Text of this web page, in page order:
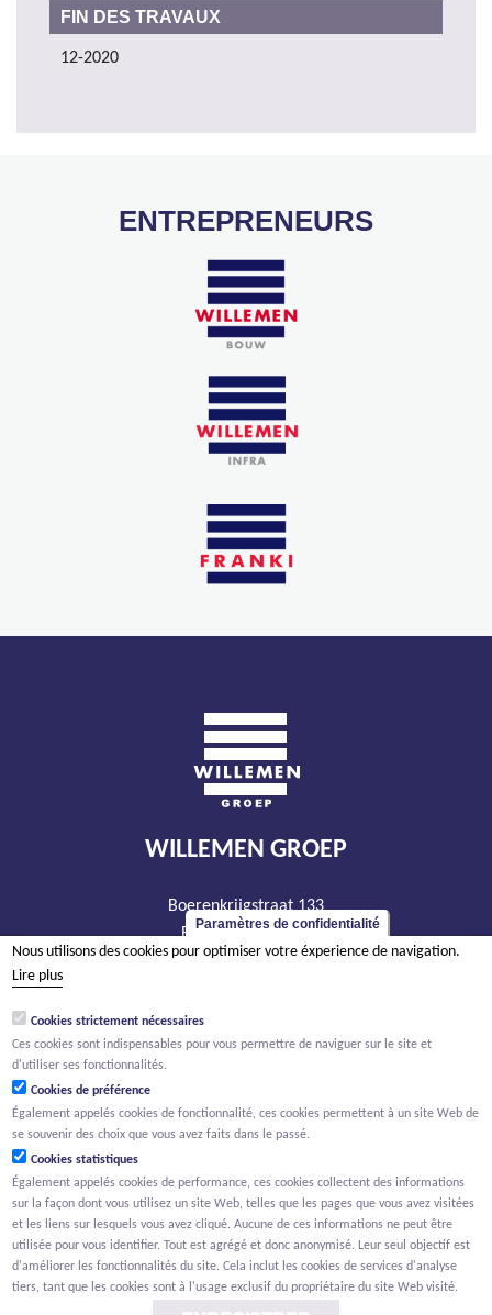
FIN DES TRAVAUX
12-2020
ENTREPRENEURS
WILLEMEN GROEP
Boerenkrijgstraat 133
BE - 2800 Malines
tél +32 15 569 965
TVA BE 0466.256.432
RPM Anvers, département Malines
Paramètres de confidentialité
Nous utilisons des cookies pour optimiser votre éxperience de navigation.
Lire plus
Cookies strictement nécessaires
Ces cookies sont indispensables pour vous permettre de naviguer sur le site et
d'utiliser ses fonctionnalités.
Cookies de préférence
Également appelés cookies de fonctionnalité, ces cookies permettent à un site Web de
se souvenir des choix que vous avez faits dans le passé.
Cookies statistiques
Également appelés cookies de performance, ces cookies collectent des informations
sur la façon dont vous utilisez un site Web, telles que les pages que vous avez visitées
et les liens sur lesquels vous avez cliqué. Aucune de ces informations ne peut être
utilisée pour vous identifier. Tout est agrégé et donc anonymisé. Leur seul objectif est
d'améliorer les fonctionnalités du site. Cela inclut les cookies de services d'analyse
tiers, tant que les cookies sont à l'usage exclusif du propriétaire du site Web visité.